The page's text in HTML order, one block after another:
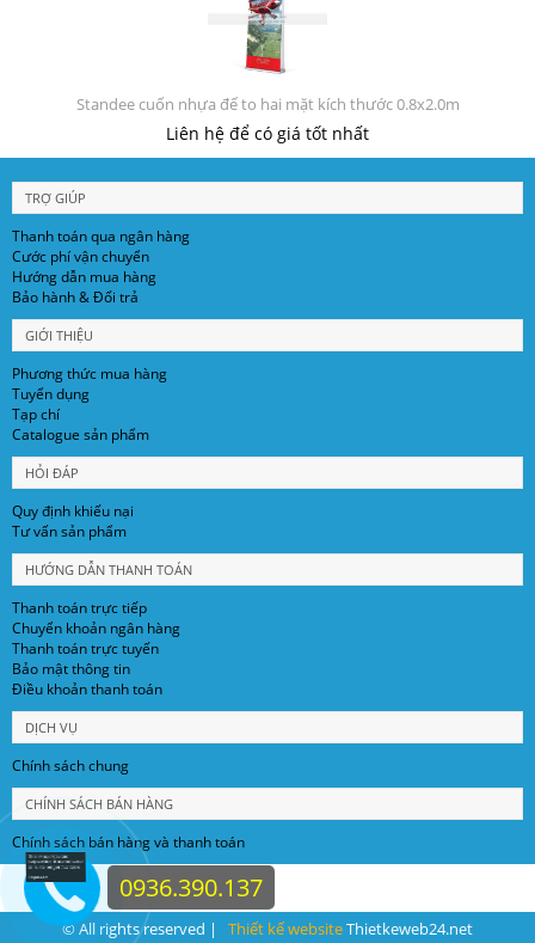
Standee cuốn nhựa đế to hai mặt kích thước 0.8x2.0m
Liên hệ để có giá tốt nhất
TRỢ GIÚP
Thanh toán qua ngân hàng
Cước phí vận chuyển
Hướng dẫn mua hàng
Bảo hành & Đổi trả
GIỚI THIỆU
Phương thức mua hàng
Tuyển dụng
Tạp chí
Catalogue sản phẩm
HỎI ĐÁP
Quy định khiếu nại
Tư vấn sản phẩm
HƯỚNG DẪN THANH TOÁN
Thanh toán trực tiếp
Chuyển khoản ngân hàng
Thanh toán trực tuyến
Bảo mật thông tin
Điều khoản thanh toán
DỊCH VỤ
Chính sách chung
CHÍNH SÁCH BÁN HÀNG
Chính sách bán hàng và thanh toán
© All rights reserved | Thiết kế websiteThietkeweb24.net
0936.390.137